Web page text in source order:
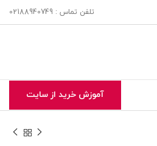
تلفن تماس : 02188940749
آموزش خرید از سایت